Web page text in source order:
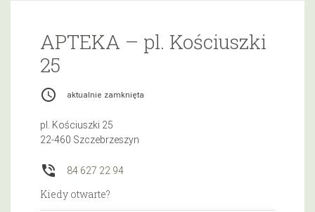
APTEKA – pl. Kościuszki
25
access_time aktualnie zamknięta
pl. Kościuszki 25
22-460 Szczebrzeszyn
phone_in_talk 84 627 22 94
Kiedy otwarte?